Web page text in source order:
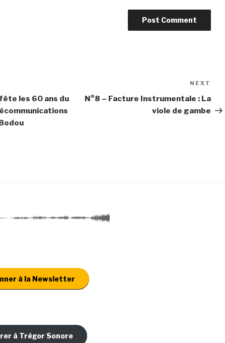
les 60 ans du
Post
NEXT
N°8 – Facture Instrumentale : La
viole de gambe
à la Newsletter
à Trégor Sonore